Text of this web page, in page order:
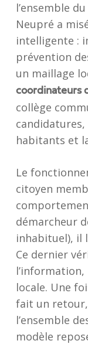
l’ensemble
Neupré a
intelligente :
prévention
un maillage
coordinateurs
collège
habitants et
Le
citoyen
démarcheur
inhabituel), il
Ce dernier
locale. Une
fait un
l’ensemble
modèle